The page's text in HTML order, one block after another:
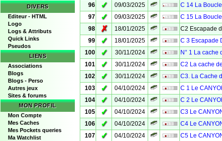
DIVERS
Editeur - HTML
Logo
Logs & Attributs
Quick Links
Pseudos
LIENS
Associations
Blogs
Blogs - Perso
Autres jeux
Sites & forums
MON PROFIL
Mon Compte
Mes Caches
Mes Pockets queries
Ma Watchlist
96
✓ 09/03/2025
C 14 La
97
✓ 09/03/2025
C 15 La
98
✗ 18/01/2025
C2 Escapade
99
✓ 18/01/2025
C 3 Escapade
100
✓ 30/11/2024
N° 1 La cache
101
✓ 30/11/2024
C2 La cache
102
✓ 30/11/2024
C3. La Cache
103
✓ 04/10/2024
C 1 Le
104
✓ 04/10/2024
C 2 Le
105
✓ 04/10/2024
C3 Le
106
✓ 04/10/2024
C4 Le
107
✓ 04/10/2024
C5 Le